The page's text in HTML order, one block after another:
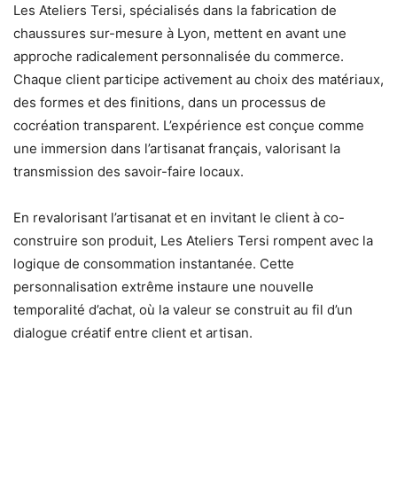
Les Ateliers Tersi, spécialisés dans la fabrication de
chaussures sur-mesure à Lyon, mettent en avant une
approche radicalement personnalisée du commerce.
Chaque client participe activement au choix des matériaux,
des formes et des finitions, dans un processus de
cocréation transparent. L’expérience est conçue comme
une immersion dans l’artisanat français, valorisant la
transmission des savoir-faire locaux.
En revalorisant l’artisanat et en invitant le client à co-
construire son produit, Les Ateliers Tersi rompent avec la
logique de consommation instantanée. Cette
personnalisation extrême instaure une nouvelle
temporalité d’achat, où la valeur se construit au fil d’un
dialogue créatif entre client et artisan.